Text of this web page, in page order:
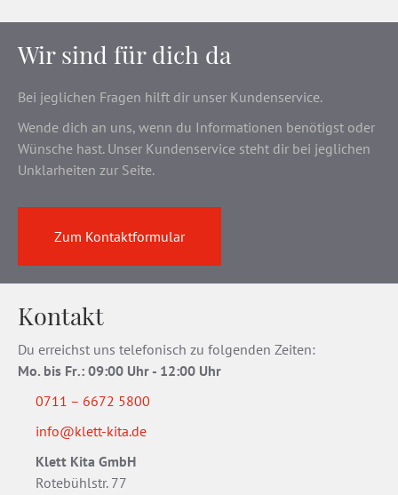
Wir sind für dich da
Bei jeglichen Fragen hilft dir unser Kundenservice.
Wende dich an uns, wenn du Informationen benötigst oder
Wünsche hast. Unser Kundenservice steht dir bei jeglichen
Unklarheiten zur Seite.
Zum Kontaktformular
Kontakt
Du erreichst uns telefonisch zu folgenden Zeiten:
Mo. bis Fr.: 09:00 Uhr - 12:00 Uhr
0711 – 6672 5800
info@klett-kita.de
Klett Kita GmbH
Rotebühlstr. 77